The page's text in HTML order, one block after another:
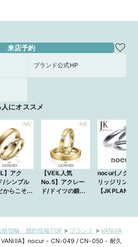
来店予約
ブランド公式HP
にオススメ
】アク
/シンプル
からこそ、
【VEIL人気
No.5】アクレー
ド/ドイツの鍛
ング。互いの指に
合った幅でリング
を。
nocur(ノクル)
リッジリン
【JKPLANET
元町・大宮・
屋栄・九州】
婚指輪・婚約指輪TOP > ブランド > VANillA
VANillA】nocur - CN-049 / CN-050 - 耐久